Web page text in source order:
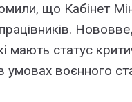
що Кабінет
мають статус
умовах воєнного